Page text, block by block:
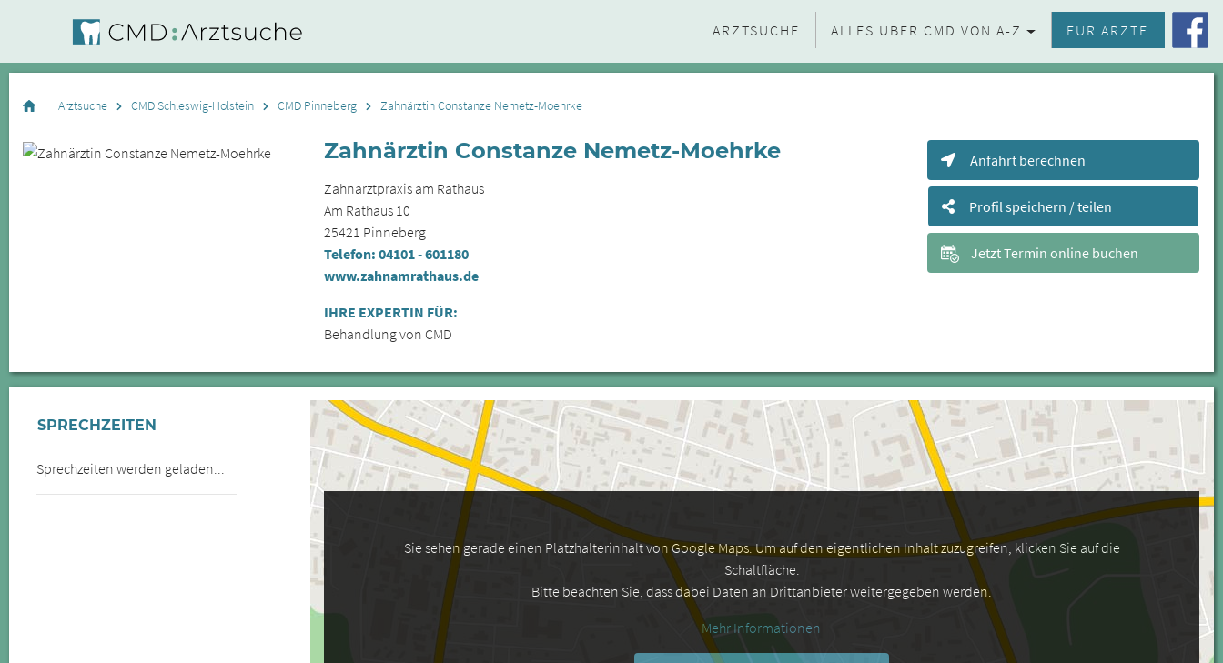
ARZTSUCHE ALLES ÜBER CMD VON A-Z FÜR ÄRZTE
Arztsuche CMD Schleswig-Holstein CMD Pinneberg Zahnärztin Constanze Nemetz-Moehrke
Zahnärztin Constanze Nemetz-Moehrke
Zahnarztpraxis am Rathaus
Am Rathaus 10
25421 Pinneberg
Telefon: 04101 - 601180
www.zahnamrathaus.de
IHRE EXPERTIN FÜR:
Behandlung von CMD
Anfahrt berechnen
Profil speichern / teilen
Jetzt Termin online buchen
SPRECHZEITEN
Sprechzeiten werden geladen...
Sie sehen gerade einen Platzhalterinhalt von Google Maps. Um auf den eigentlichen Inhalt zuzugreifen, klicken Sie auf die
Schaltfläche.
Bitte beachten Sie, dass dabei Daten an Drittanbieter weitergegeben werden.
Mehr Informationen